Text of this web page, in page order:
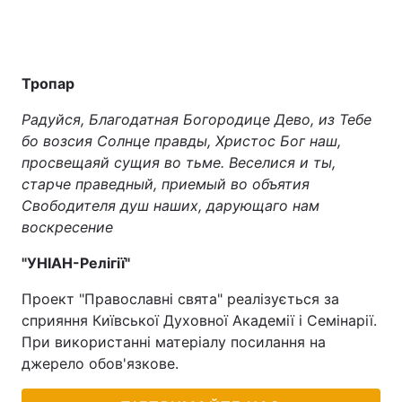
Тропар
Радуйся, Благодатная Богородице Дево, из Тебе
бо возсия Солнце правды, Христос Бог наш,
просвещаяй сущия во тьме. Веселися и ты,
старче праведный, приемый во объятия
Свободителя душ наших, дарующаго нам
воскресение
"УНІАН-Релігії"
Проект "Православні свята" реалізується за
сприяння Київської Духовної Академії і Семінарії.
При використанні матеріалу посилання на
джерело обов'язкове.